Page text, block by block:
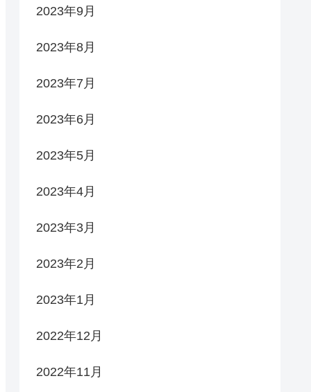
2023年9月
2023年8月
2023年7月
2023年6月
2023年5月
2023年4月
2023年3月
2023年2月
2023年1月
2022年12月
2022年11月